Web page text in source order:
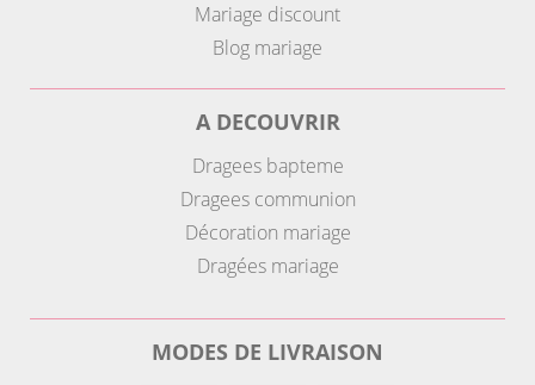
Mariage discount
Blog mariage
A DECOUVRIR
Dragees bapteme
Dragees communion
Décoration mariage
Dragées mariage
MODES DE LIVRAISON